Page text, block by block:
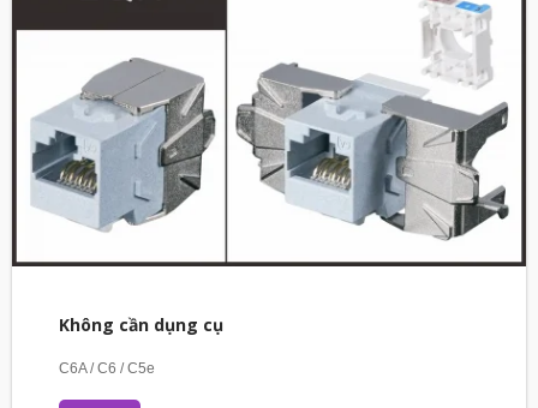
Không cần dụng cụ
C6A / C6 / C5e